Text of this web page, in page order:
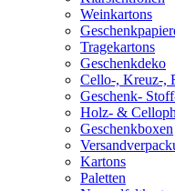
Weinkartons
Tragekartons
Geschenkdeko
Cello-, Kreuz-,
Geschenk-
Holz- &
Geschenkboxen
Kartons
Paletten